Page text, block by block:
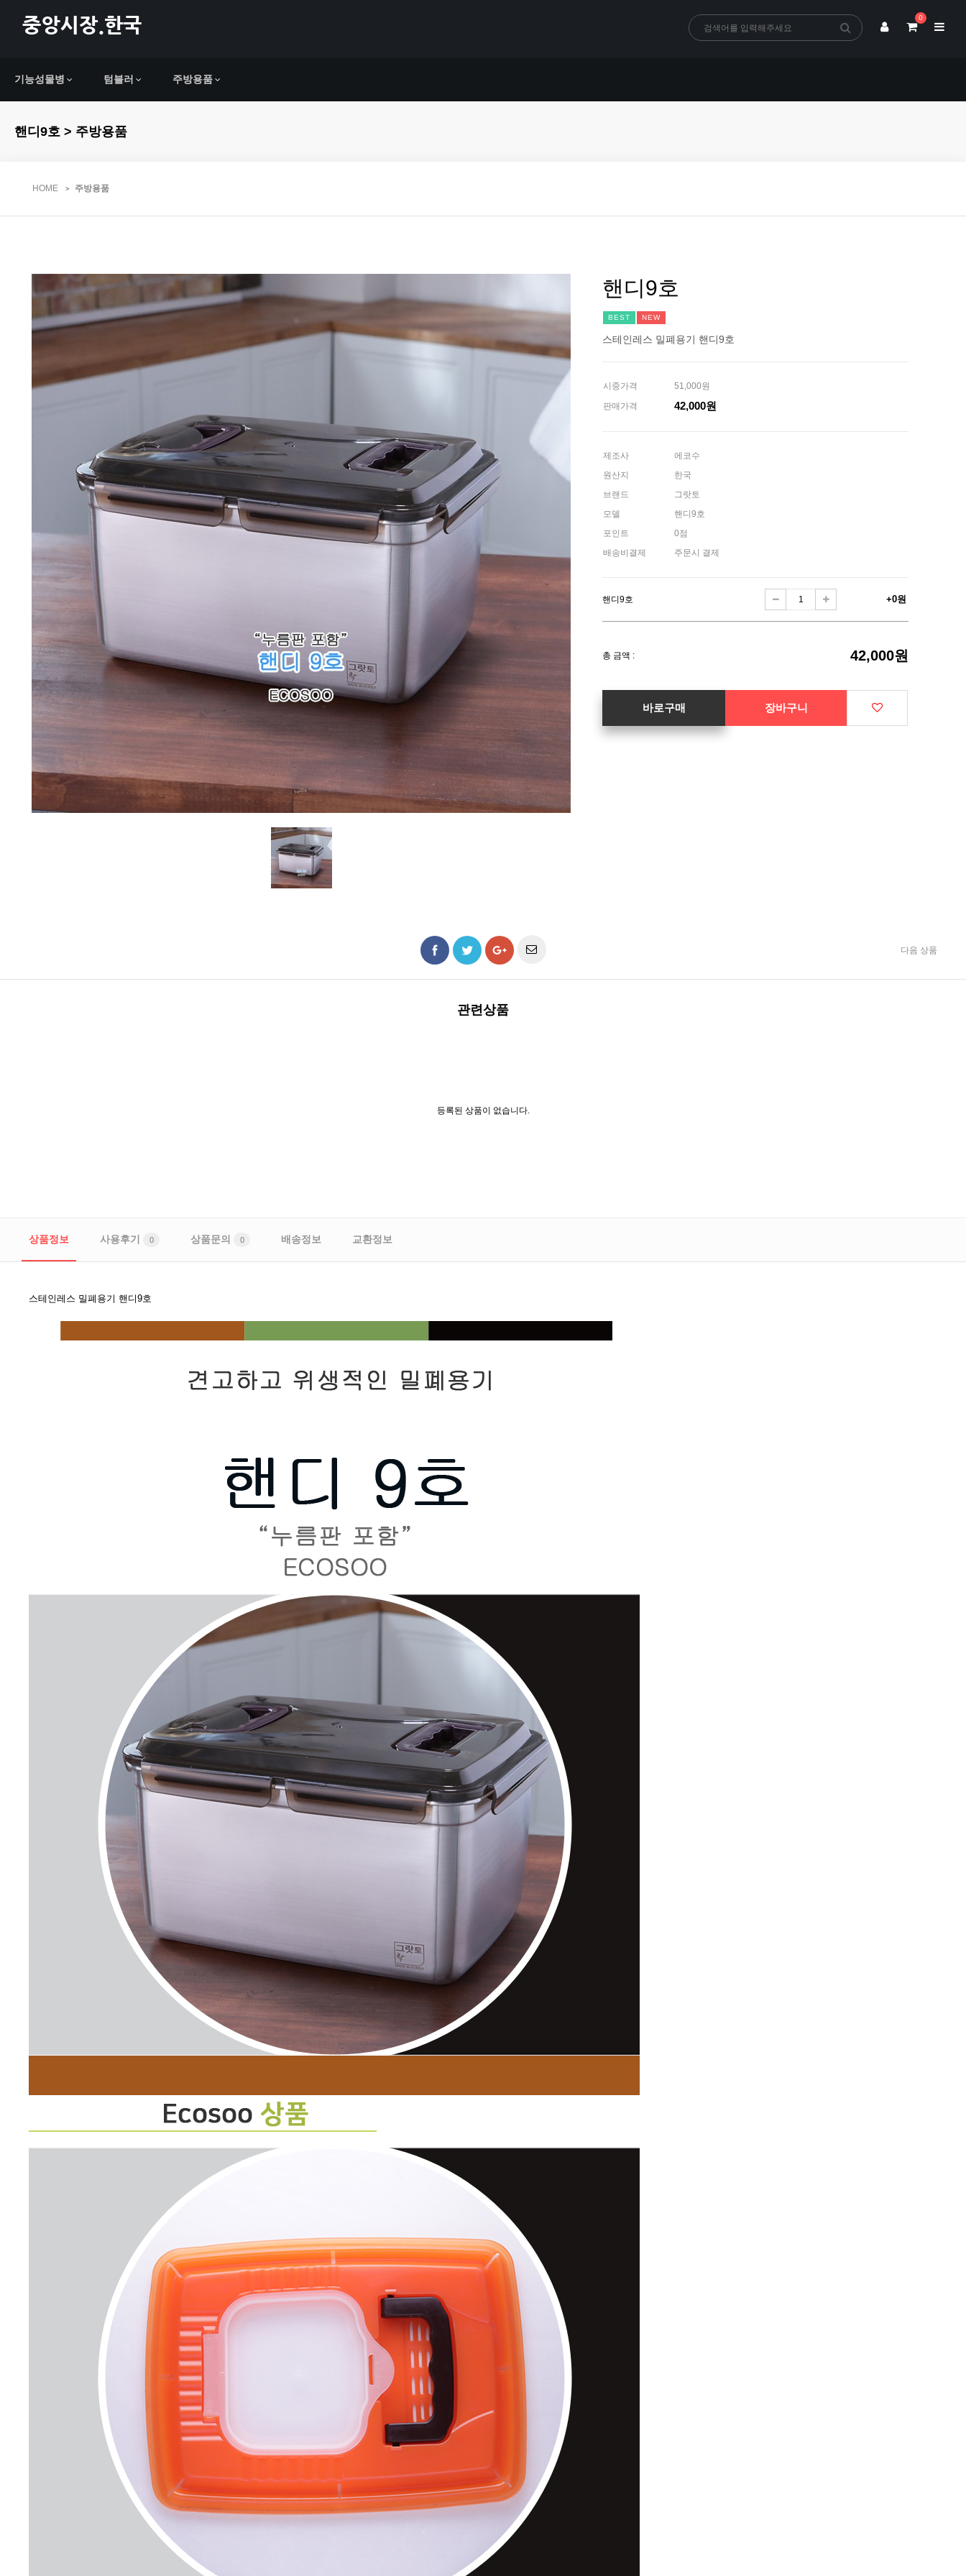
0
기능성물병 텀블러 주방용품
핸디9호 > 주방용품
HOME 주방용품
핸디9호
BEST NEW
스테인레스 밀폐용기 핸디9호
시중가격
51,000원
판매가격
42,000원
제조사
에코수
원산지
한국
브랜드
그랏토
모델
핸디9호
포인트
0점
배송비결제
주문시 결제
핸디9호 +0원
총 금액 : 42,000원
바로구매 장바구니
다음 상품
관련상품
등록된 상품이 없습니다.
상품정보 사용후기 0 상품문의 0 배송정보 교환정보
스테인레스 밀폐용기 핸디9호